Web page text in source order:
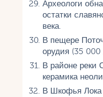
Археологи
остатки
века.
В пещере
орудия (35 000
В районе реки
керамика
В Шкофья